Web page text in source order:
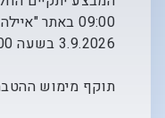
09:00 באתר
3.9.2026 בשעה 09:00 (להלן: “תקופת המבצע”).
תוקף מימוש ההטבה